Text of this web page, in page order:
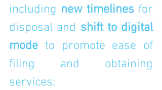
including new timelines for
disposal and shift to digital
mode to promote ease of
filing and obtaining
services;